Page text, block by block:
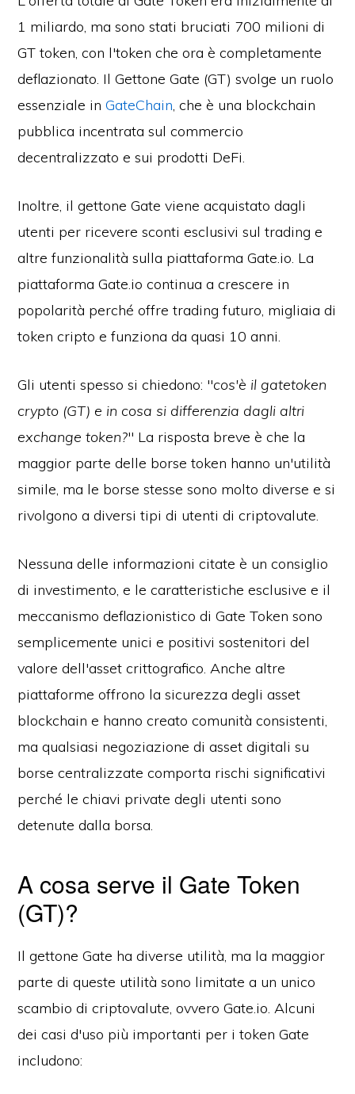
1 miliardo, ma sono stati bruciati 700 milioni di
GT token, con l'token che ora è completamente
deflazionato. Il Gettone Gate (GT) svolge un ruolo
essenziale inGateChain, che è una blockchain
pubblica incentrata sul commercio
decentralizzato e sui prodotti DeFi.
Inoltre, il gettone Gate viene acquistato dagli
utenti per ricevere sconti esclusivi sul trading e
altre funzionalità sulla piattaforma Gate.io. La
piattaforma Gate.io continua a crescere in
popolarità perché offre trading futuro, migliaia di
token cripto e funziona da quasi 10 anni.
Gli utenti spesso si chiedono: "cos'è il gatetoken
crypto (GT) e in cosa si differenzia dagli altri
exchange token?" La risposta breve è che la
maggior parte delle borse token hanno un'utilità
simile, ma le borse stesse sono molto diverse e si
rivolgono a diversi tipi di utenti di criptovalute.
Nessuna delle informazioni citate è un consiglio
di investimento, e le caratteristiche esclusive e il
meccanismo deflazionistico di Gate Token sono
semplicemente unici e positivi sostenitori del
valore dell'asset crittografico. Anche altre
piattaforme offrono la sicurezza degli asset
blockchain e hanno creato comunità consistenti,
ma qualsiasi negoziazione di asset digitali su
borse centralizzate comporta rischi significativi
perché le chiavi private degli utenti sono
detenute dalla borsa.
A cosa serve il Gate Token
(GT)?
Il gettone Gate ha diverse utilità, ma la maggior
parte di queste utilità sono limitate a un unico
scambio di criptovalute, ovvero Gate.io. Alcuni
dei casi d'uso più importanti per i token Gate
includono: